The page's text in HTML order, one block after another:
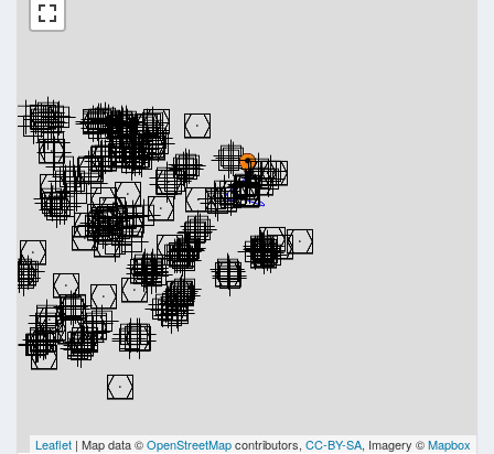
Leaflet | Map data ©OpenStreetMapcontributors, CC-BY-SA, Imagery ©Mapbox